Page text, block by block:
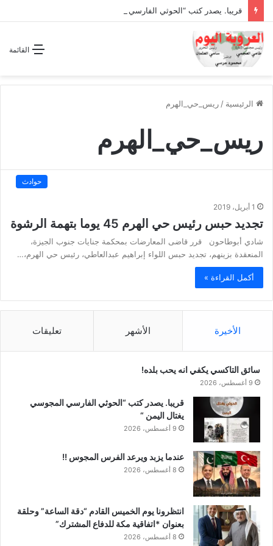
قريبا. يصدر كتب “الحوثي الفارسي المجوسي يغتال اليمن “
القائمة
الرئيسية / ريس_حي_الهرم
ريس_حي_الهرم
حوادث
1 أبريل، 2019
تجديد حبس رئيس حي الهرم 45 يوما بتهمة الرشوة
شادي أبوطاحون قرر قاضى المعارضات بمحكمة جنايات جنوب الجيزة،
المنعقدة بزينهم، تجديد حبس اللواء إبراهيم عبدالعاطي، رئيس حي الهرم،…
أكمل القراءة »
الأخيرة الأشهر تعليقات
سائق التاكسي يكفي انه يحب بلده!
9 أغسطس، 2026
قريبا. يصدر كتب “الحوثي الفارسي المجوسي
يغتال اليمن “
9 أغسطس، 2026
عندما يزبد ويرعد الفرس المجوس !!
8 أغسطس، 2026
انتظرونا يوم الخميس القادم “دقة الساعة” وحلقة
بعنوان *اتفاقية مكة للدفاع المشترك”
8 أغسطس، 2026